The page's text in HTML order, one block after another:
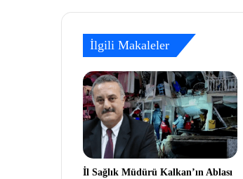
İlgili Makaleler
İl Sağlık Müdürü Kalkan’ın Ablası